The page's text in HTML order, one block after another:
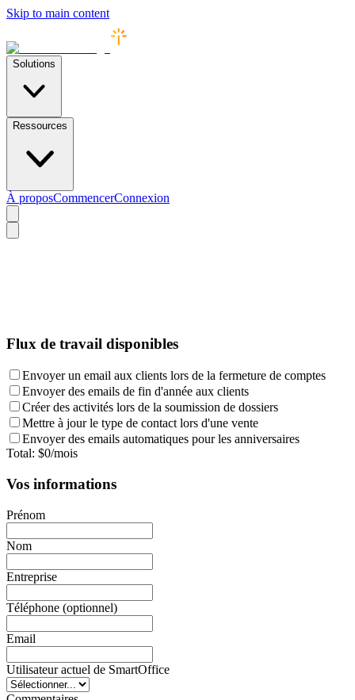
Skip to main content
Solutions
Ressources
À proposCommencerConnexion
Flux de travail disponibles
Envoyer un email aux clients lors de la fermeture de comptes
Envoyer des emails de fin d'année aux clients
Créer des activités lors de la soumission de dossiers
Mettre à jour le type de contact lors d'une vente
Envoyer des emails automatiques pour les anniversaires
Total: $0/mois
Vos informations
Prénom
Nom
Entreprise
Téléphone (optionnel)
Email
Utilisateur actuel de SmartOffice